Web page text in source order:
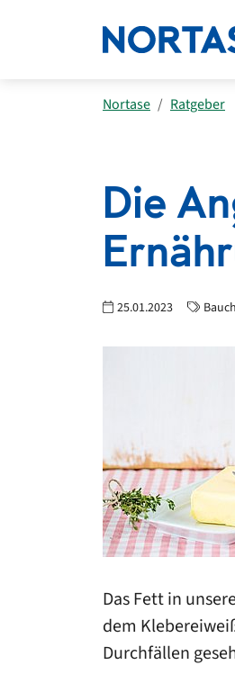
Nortase Ratgeber
Die
25.01.2023
Das Fett in
dem
Durchfällen